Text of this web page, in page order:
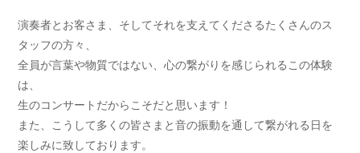
演奏者とお客さま、そしてそれを支えてくださるたくさんのス
タッフの方々、
全員が言葉や物質ではない、心の繋がりを感じられるこの体験
は、
生のコンサートだからこそだと思います！
また、こうして多くの皆さまと音の振動を通して繋がれる日を
楽しみに致しております。